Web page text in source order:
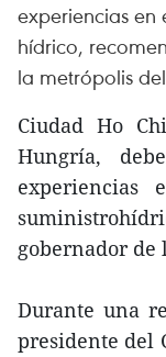
experiencias en
hídrico,
la metrópolis
Ciudad Ho
Hungría,
gobernador de
Durante una
presidente del